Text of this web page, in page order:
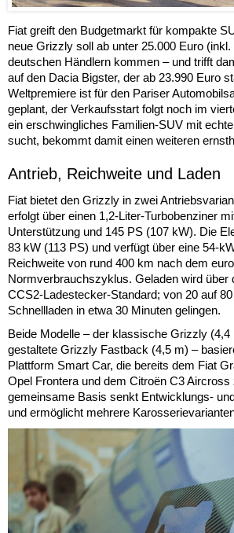
Fiat greift den Budgetmarkt für kompakte
neue Grizzly soll ab unter 25.000 Euro
deutschen Händlern kommen – und trifft
auf den Dacia Bigster, der ab 23.990 Euro
Weltpremiere ist für den Pariser
geplant, der Verkaufsstart folgt noch im
ein erschwingliches Familien-SUV mit
sucht, bekommt damit einen weiteren
Antrieb, Reichweite und Laden
Fiat bietet den Grizzly in zwei
erfolgt über einen 1,2-Liter-Turbobenziner
Unterstützung und 145 PS (107 kW). Die
83 kW (113 PS) und verfügt über eine 54-
Reichweite von rund 400 km nach dem
Normverbrauchszyklus. Geladen wird über
CCS2-Ladestecker-Standard; von 20 auf
Schnellladen in etwa 30 Minuten gelingen.
Beide Modelle – der klassische Grizzly (4,4
gestaltete Grizzly Fastback (4,5 m) –
Plattform Smart Car, die bereits dem Fiat
Opel Frontera und dem Citroën C3 Aircross
gemeinsame Basis senkt Entwicklungs-
und ermöglicht mehrere